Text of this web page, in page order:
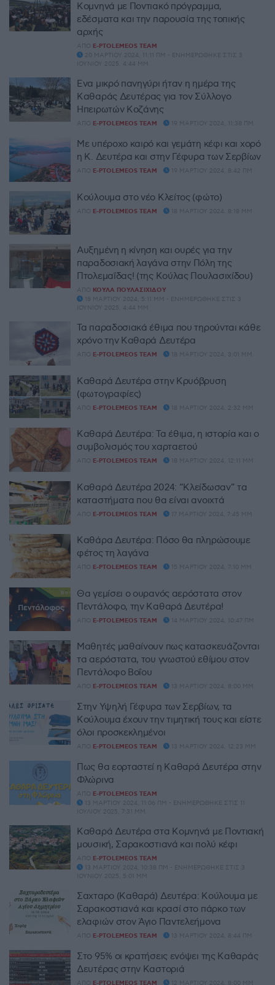
Κομνηνά με Ποντιακό πρόγραμμα,
εδέσματα και την παρουσία της τοπικής
αρχής
ΑΠΌ E-PTOLEMEOS TEAM
20 ΜΑΡΤΊΟΥ 2024, 11:11 ΠΜ - ΕΝΗΜΕΡΏΘΗΚΕ ΣΤΙΣ 3
ΙΟΥΝΊΟΥ 2025, 4:44 ΜΜ
Ένα μικρό πανηγύρι ήταν η ημέρα της
Καθαράς Δευτέρας για τον Σύλλογο
Ηπειρωτών Κοζάνης
ΑΠΌ E-PTOLEMEOS TEAM 19 ΜΑΡΤΊΟΥ 2024, 11:38 ΠΜ
Με υπέροχο καιρό και γεμάτη κέφι και χορό
η Κ. Δευτέρα και στην Γέφυρα των Σερβίων
ΑΠΌ E-PTOLEMEOS TEAM 19 ΜΑΡΤΊΟΥ 2024, 8:42 ΠΜ
Κούλουμα στο νέο Κλείτος (φώτο)
ΑΠΌ E-PTOLEMEOS TEAM 18 ΜΑΡΤΊΟΥ 2024, 8:18 ΜΜ
Αυξημένη η κίνηση και ουρές για την
παραδοσιακή λαγάνα στην Πόλη της
Πτολεμαΐδας! (της Κούλας Πουλασιχίδου)
ΑΠΌ ΚΟΎΛΑ ΠΟΥΛΑΣΙΧΊΔΟΥ
18 ΜΑΡΤΊΟΥ 2024, 5:11 ΜΜ - ΕΝΗΜΕΡΏΘΗΚΕ ΣΤΙΣ 3
ΙΟΥΝΊΟΥ 2025, 4:44 ΜΜ
Τα παραδοσιακά έθιμα που τηρούνται κάθε
χρόνο την Καθαρά Δευτέρα
ΑΠΌ E-PTOLEMEOS TEAM 18 ΜΑΡΤΊΟΥ 2024, 3:01 ΜΜ
Καθαρά Δευτέρα στην Κρυόβρυση
(φωτογραφίες)
ΑΠΌ E-PTOLEMEOS TEAM 18 ΜΑΡΤΊΟΥ 2024, 2:32 ΜΜ
Καθαρά Δευτέρα: Τα έθιμα, η ιστορία και ο
συμβολισμός του χαρταετού
ΑΠΌ E-PTOLEMEOS TEAM 18 ΜΑΡΤΊΟΥ 2024, 12:11 ΜΜ
Καθαρά Δευτέρα 2024: “Κλείδωσαν” τα
καταστήματα που θα είναι ανοιχτά
ΑΠΌ E-PTOLEMEOS TEAM 17 ΜΑΡΤΊΟΥ 2024, 7:45 ΜΜ
Καθάρα Δευτέρα: Πόσο θα πληρώσουμε
φέτος τη λαγάνα
ΑΠΌ E-PTOLEMEOS TEAM 15 ΜΑΡΤΊΟΥ 2024, 7:10 ΜΜ
Θα γεμίσει ο ουρανός αερόστατα στον
Πεντάλοφο, την Καθαρά Δευτέρα!
ΑΠΌ E-PTOLEMEOS TEAM 14 ΜΑΡΤΊΟΥ 2024, 10:47 ΠΜ
Μαθητές μαθαίνουν πως κατασκευάζονται
τα αερόστατα, του γνωστού εθίμου στον
Πεντάλοφο Βοΐου
ΑΠΌ E-PTOLEMEOS TEAM 13 ΜΑΡΤΊΟΥ 2024, 8:00 ΜΜ
Στην Υψηλή Γέφυρα των Σερβίων, τα
Κούλουμα έχουν την τιμητική τους και είστε
όλοι προσκεκλημένοι
ΑΠΌ E-PTOLEMEOS TEAM 13 ΜΑΡΤΊΟΥ 2024, 12:23 ΜΜ
Πως θα εορταστεί η Καθαρά Δευτέρα στην
Φλώρινα
ΑΠΌ E-PTOLEMEOS TEAM
13 ΜΑΡΤΊΟΥ 2024, 11:06 ΠΜ - ΕΝΗΜΕΡΏΘΗΚΕ ΣΤΙΣ 11
ΙΟΥΛΊΟΥ 2025, 7:31 ΜΜ
Καθαρά Δευτέρα στα Κομνηνά με Ποντιακή
μουσική, Σαρακοστιανά και πολύ κέφι
ΑΠΌ E-PTOLEMEOS TEAM
13 ΜΑΡΤΊΟΥ 2024, 10:38 ΠΜ - ΕΝΗΜΕΡΏΘΗΚΕ ΣΤΙΣ 3
ΙΟΥΝΊΟΥ 2025, 5:01 ΜΜ
Σαχταρο (Καθαρά) Δευτέρα: Κούλουμα με
Σαρακοστιανά και κρασί στο πάρκο των
ελαφιών στον Άγιο Παντελεήμονα
ΑΠΌ E-PTOLEMEOS TEAM 13 ΜΑΡΤΊΟΥ 2024, 8:44 ΠΜ
Στο 95% οι κρατήσεις ενόψει της Καθαράς
Δευτέρας στην Καστοριά
ΑΠΌ 12 ΜΑΡΤΊΟΥ 2024, 8:00 ΜΜ